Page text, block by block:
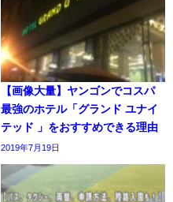
【画像大量】ヤンゴンでコスパ
最強のホテル「グランド ユナイ
テッド 」をおすすめできる理由
2019年7月19日